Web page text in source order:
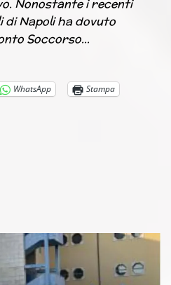
Nonostante i recenti
di Napoli ha dovuto
Soccorso…
WhatsApp Stampa